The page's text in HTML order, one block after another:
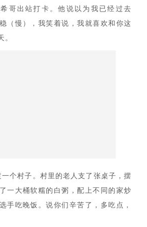
哥出站打卡。他说以为我已经过去
（慢），我笑着说，我就喜欢和你这
。
个村子。村里的老人支了张桌子，摆
一大桶软糯的白粥，配上不同的家炒
手吃晚饭。说你们辛苦了，多吃点，